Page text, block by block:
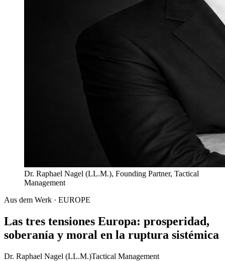
Dr. Raphael Nagel (LL.M.), Founding Partner, Tactical
Management
Aus dem Werk · EUROPE
Las tres tensiones Europa: prosperidad,
soberanía y moral en la ruptura sistémica
Dr. Raphael Nagel (LL.M.)Tactical Management